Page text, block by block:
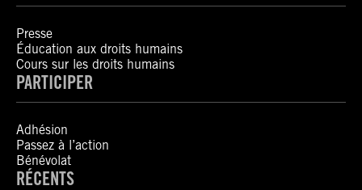
Presse
Éducation aux droits humains
Cours sur les droits humains
PARTICIPER
Adhésion
Passez à l’action
Bénévolat
RÉCENTS